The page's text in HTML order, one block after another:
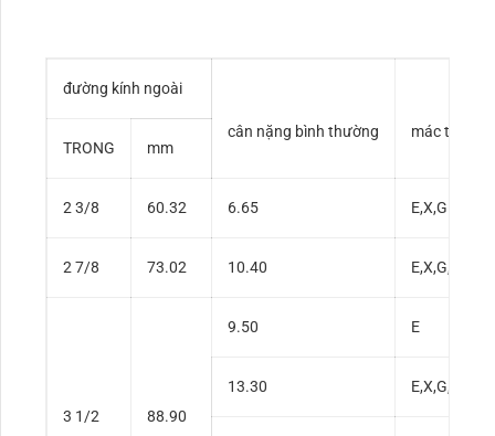
đường kính ngoài
cân nặng bình thường
mác thép
TRONG
mm
2 3/8 60.32 6.65 E,X,G
2 7/8 73.02 10.40 E,X,G,S
3 1/2 88.90
9.50 E
13.30 E,X,G,S